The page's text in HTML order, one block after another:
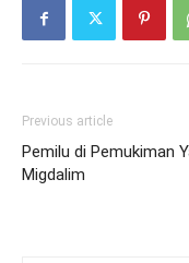
Previous article
Pemilu di Pemukiman
Migdalim